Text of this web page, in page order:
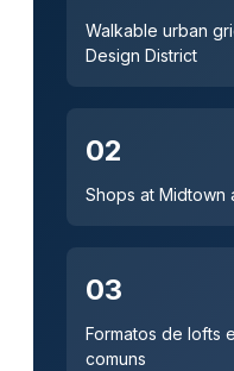
Walkable urban
Design District
02
Shops at Midtown
03
Formatos de lofts
comuns